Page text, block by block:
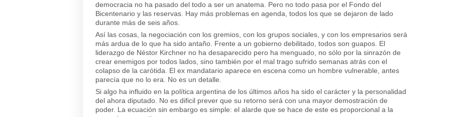
democracia no ha pasado del todo a ser un anatema. Pero no todo pasa por el Fondo del
Bicentenario y las reservas. Hay más problemas en agenda, todos los que se dejaron de lado
durante más de seis años.
Así las cosas, la negociación con los gremios, con los grupos sociales, y con los empresarios será
más ardua de lo que ha sido antaño. Frente a un gobierno debilitado, todos son guapos. El
liderazgo de Néstor Kirchner no ha desaparecido pero ha menguado, no sólo por la sinrazón de
crear enemigos por todos lados, sino también por el mal trago sufrido semanas atrás con el
colapso de la carótida. El ex mandatario aparece en escena como un hombre vulnerable, antes
parecía que no lo era. No es un detalle.
Si algo ha influido en la política argentina de los últimos años ha sido el carácter y la personalidad
del ahora diputado. No es dificil prever que su retorno será con una mayor demostración de
poder. La ecuación sin embargo es simple: el alarde que se hace de este es proporcional a la